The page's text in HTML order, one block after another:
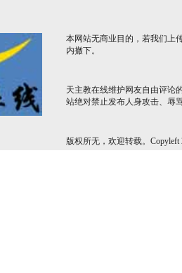
本网站无商业目的，若我们上
内撤下。
天主教在线维护网友自由评论
站绝对禁止发布人身攻击、辱
版权所无，欢迎转载。